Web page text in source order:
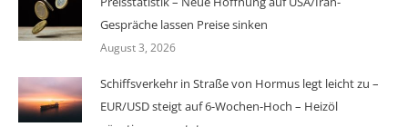
Gespräche lassen Preise sinken
August 3, 2026
Schiffsverkehr in Straße von Hormus legt leicht zu –
EUR/USD steigt auf 6-Wochen-Hoch – Heizöl